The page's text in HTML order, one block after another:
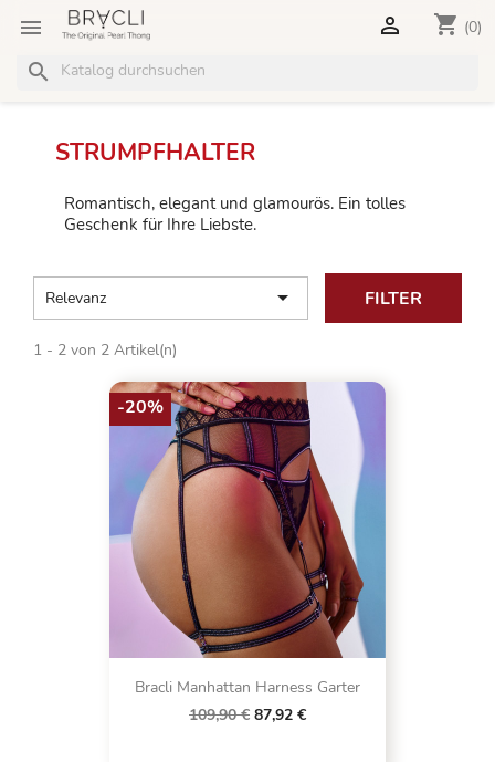
 shopping_cart (0)

search
STRUMPFHALTER
Romantisch, elegant und glamourös. Ein tolles
Geschenk für Ihre Liebste.
Relevanz  FILTER
1 - 2 von 2 Artikel(n)
Bracli Manhattan Harness Garter
109,90 € 87,92 €
-20%